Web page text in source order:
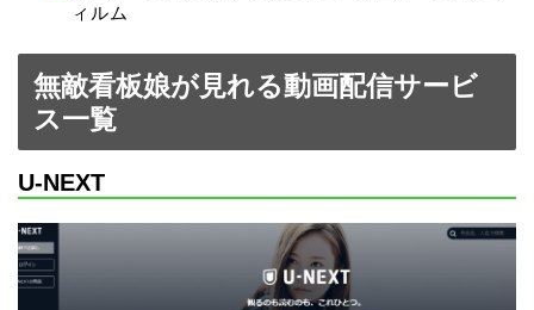
ィルム
無敵看板娘が見れる動画配信サービ
ス一覧
U-NEXT